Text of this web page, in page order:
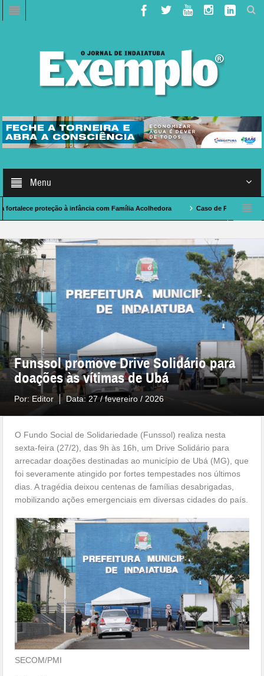
Menu
à infância com Família Acolhedora Caso de Polícia: indaiatubano
Funssol promove Drive Solidário para
doações às vítimas de Ubá
Por: Editor Data:27 / fevereiro / 2026
O Fundo Social de Solidariedade (Funssol) realiza nesta
sexta-feira (27/2), das 9h às 16h, um Drive Solidário para
arrecadar doações destinadas ao município de Ubá (MG), que
foi severamente atingido por fortes tempestades nos últimos
dias. A tragédia deixou centenas de famílias desabrigadas,
mobilizando ações emergenciais em diversas cidades do país.
SECOM/PMI